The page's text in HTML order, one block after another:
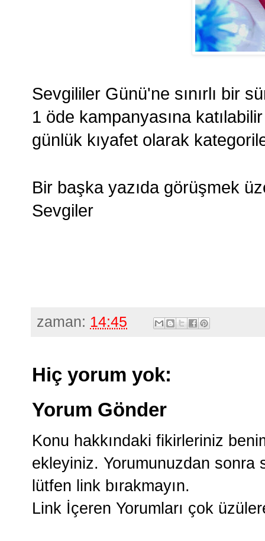
Sevgililer Günü'ne sınırlı bir
1 öde kampanyasına
günlük kıyafet olarak
Bir başka yazıda görüşmek
Sevgiler
zaman: 14:45
Hiç yorum yok:
Yorum Gönder
Konu hakkındaki fikirleriniz
ekleyiniz. Yorumunuzdan
lütfen link bırakmayın.
Link İçeren Yorumları çok